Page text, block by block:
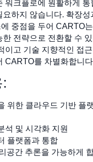
워크플로에 원활하게
요하지 않습니다. 확장성
중점을 두어 CARTO
전략으로 전환할 수
이고 기술 지향적인 접
CARTO를 차별화합니
위한 클라우드 기반 플
석 및 시각화 지원
플랫폼과 통합
공간 추론을 가능하게